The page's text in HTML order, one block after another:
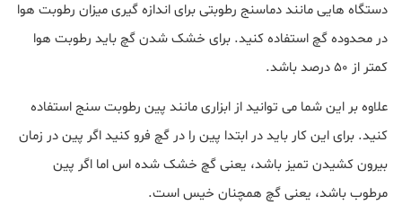
دستگاه هایی مانند دماسنج رطوبتی برای اندازه گیری میزان رطوبت هوا
در محدوده گچ استفاده کنید. برای خشک شدن گچ باید رطوبت هوا
کمتر از 50 درصد باشد.
علاوه بر این شما می توانید از ابزاری مانند پین رطوبت سنج استفاده
کنید. برای این کار باید در ابتدا پین را در گچ فرو کنید اگر پین در زمان
بیرون کشیدن تمیز باشد، یعنی گچ خشک شده اس اما اگر پین
مرطوب باشد، یعنی گچ همچنان خیس است.